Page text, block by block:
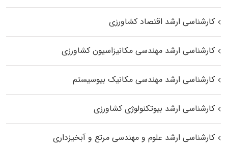
کارشناسی ارشد اقتصاد کشاورزی
کارشناسی ارشد مهندسی مکانیزاسیون کشاورزی
کارشناسی ارشد مهندسی مکانیک بیوسیستم
کارشناسی ارشد بیوتکنولوژی کشاورزی
کارشناسی ارشد علوم و مهندسی مرتع و آبخیزداری